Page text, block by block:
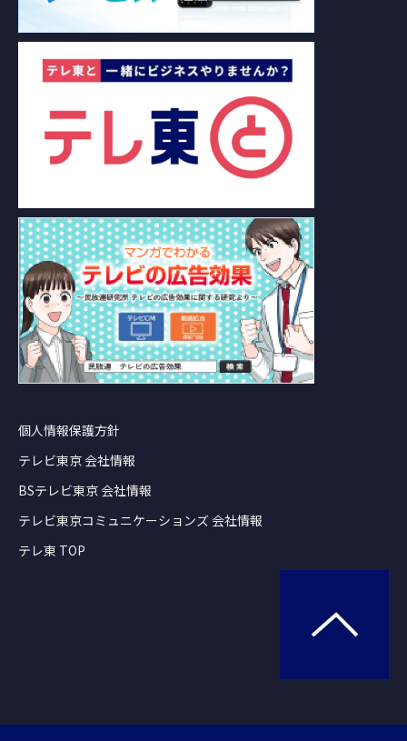
個人情報保護方針
テレビ東京 会社情報
BSテレビ東京 会社情報
テレビ東京コミュニケーションズ 会社情報
テレ東 TOP